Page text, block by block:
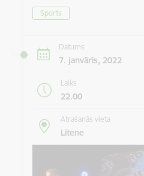
Sports
Datums
7. janvāris, 2022
Laiks
22.00
Atrašanās vieta
Litene